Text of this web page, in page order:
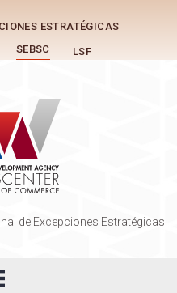
ESTRATÉGICAS
SEBSC
LSF
de Excepciones Estratégicas